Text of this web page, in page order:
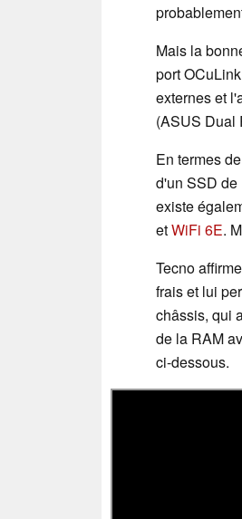
Mais la
port
externes et
(ASUS Dual
En termes
d'un SSD de
existe
etWiFi 6E.
Tecno
frais et lui
châssis, qui
de la RAM
ci-dessous.